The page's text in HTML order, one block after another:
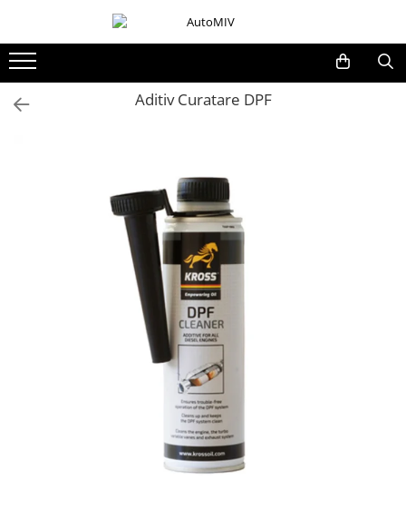
Oferta Saptamanii
Butoane Reglare Oglinzi
Butoane Blocare/Deblocare
Buton Clapeta Rezervor
Alte Butoane/Comutatoare
Aditiv Curatare DPF